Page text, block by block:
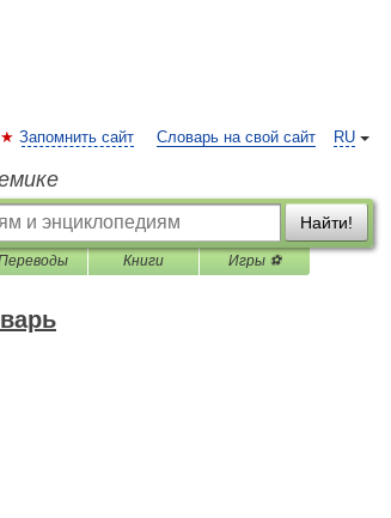
RU
Запомнить сайт Словарь на свой сайт
Найти!
Книги Игры ⚽